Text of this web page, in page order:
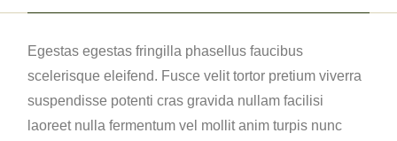
Egestas egestas fringilla phasellus faucibus
scelerisque eleifend. Fusce velit tortor pretium viverra
suspendisse potenti cras gravida nullam facilisi
laoreet nulla fermentum vel mollit anim turpis nunc